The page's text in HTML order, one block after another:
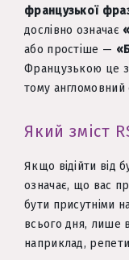
французької
дослівно означає
або простіше —
Французькою це
тому англомовний
Який зміст
Якщо відійти від
означає, що вас
бути присутніми
всього дня, лише
наприклад,